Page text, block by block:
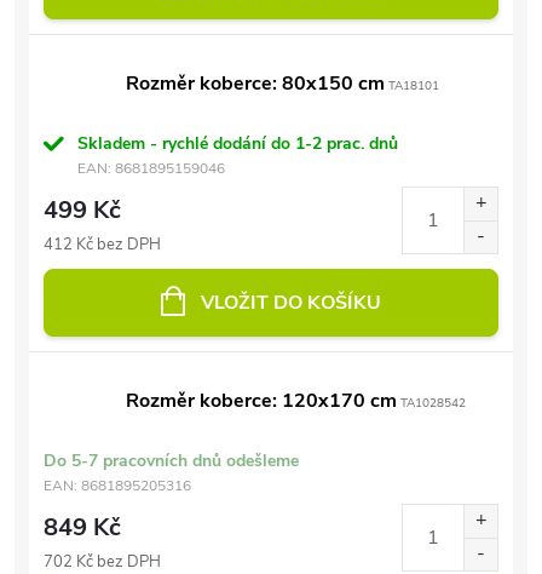
Rozměr koberce: 80x150 cm TA18101
Skladem - rychlé dodání do 1-2 prac. dnů
EAN: 8681895159046
499 Kč
412 Kč bez DPH
VLOŽIT DO KOŠÍKU
Rozměr koberce: 120x170 cm TA1028542
Do 5-7 pracovních dnů odešleme
EAN: 8681895205316
849 Kč
702 Kč bez DPH